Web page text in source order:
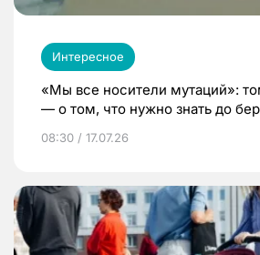
Интересное
«Мы все носители мутаций»:
— о том, что нужно знать до
08:30 / 17.07.26